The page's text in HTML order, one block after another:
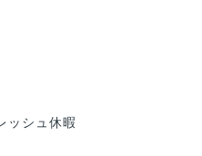
ッシュ休暇